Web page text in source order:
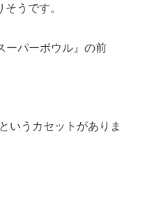
うです。
ーパーボウル』の前
いうカセットがありま